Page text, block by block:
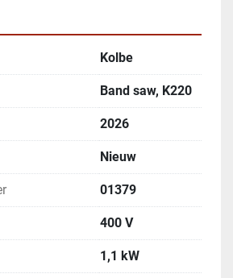
Kolbe
Band saw, K220
2026
Nieuw
01379
400 V
1,1 kW